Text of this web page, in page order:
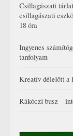
Csillagászati
csillagászati
18 óra
Ingyenes
tanfolyam
Kreatív délelőtt a
Rákóczi busz –